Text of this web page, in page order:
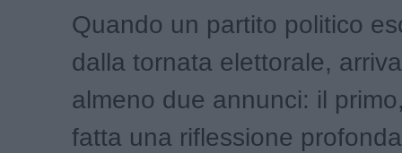
Quando un partito politico
dalla tornata elettorale,
almeno due annunci: il
fatta una riflessione